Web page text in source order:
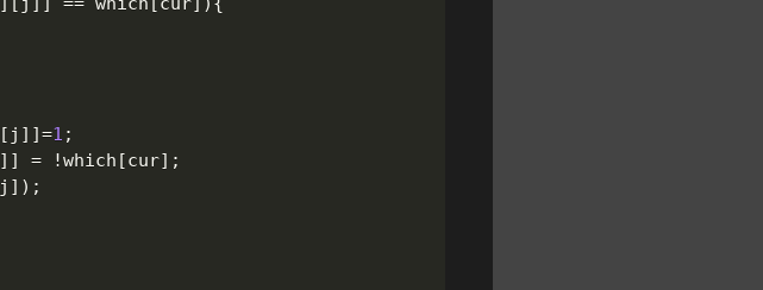
[ j ] ]=1 ;
] ] = !which [cur] ;
j ] ) ;